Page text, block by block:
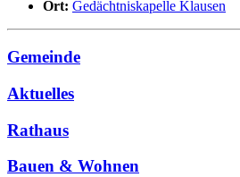
Ort: Gedächtniskapelle Klausen
Gemeinde
Aktuelles
Rathaus
Bauen & Wohnen